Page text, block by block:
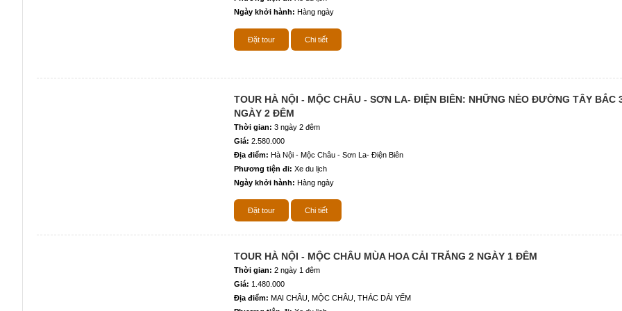
Ngày khởi hành: Hàng ngày
Đặt tour Chi tiết
TOUR HÀ NỘI - MỘC CHÂU - SƠN LA- ĐIỆN BIÊN: NHỮNG NẺO ĐƯỜNG TÂY BẮC
NGÀY 2 ĐÊM
Thời gian: 3 ngày 2 đêm
Giá: 2.580.000
Địa điểm: Hà Nội - Mộc Châu - Sơn La- Điện Biên
Phương tiện đi: Xe du lịch
Ngày khởi hành: Hàng ngày
Đặt tour Chi tiết
TOUR HÀ NỘI - MỘC CHÂU MÙA HOA CẢI TRẮNG 2 NGÀY 1 ĐÊM
Thời gian: 2 ngày 1 đêm
Giá: 1.480.000
Địa điểm: MAI CHÂU, MỘC CHÂU, THÁC DẢI YẾM